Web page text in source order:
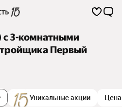
3-комнатными
Первый
Уникальные акции Цена